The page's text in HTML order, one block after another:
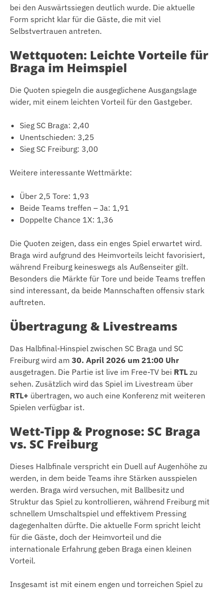
bei den Auswärtssiegen deutlich wurde. Die aktuelle
Form spricht klar für die Gäste, die mit viel
Selbstvertrauen antreten.
Wettquoten: Leichte Vorteile für
Braga im Heimspiel
Die Quoten spiegeln die ausgeglichene Ausgangslage
wider, mit einem leichten Vorteil für den Gastgeber.
Sieg SC Braga: 2,40
Unentschieden: 3,25
Sieg SC Freiburg: 3,00
Weitere interessante Wettmärkte:
Über 2,5 Tore: 1,93
Beide Teams treffen – Ja: 1,91
Doppelte Chance 1X: 1,36
Die Quoten zeigen, dass ein enges Spiel erwartet wird.
Braga wird aufgrund des Heimvorteils leicht favorisiert,
während Freiburg keineswegs als Außenseiter gilt.
Besonders die Märkte für Tore und beide Teams treffen
sind interessant, da beide Mannschaften offensiv stark
auftreten.
Übertragung & Livestreams
Das Halbfinal-Hinspiel zwischen SC Braga und SC
Freiburg wird am 30. April 2026 um 21:00 Uhr
ausgetragen. Die Partie ist live im Free-TV bei RTL zu
sehen. Zusätzlich wird das Spiel im Livestream über
RTL+ übertragen, wo auch eine Konferenz mit weiteren
Spielen verfügbar ist.
Wett-Tipp & Prognose: SC Braga
vs. SC Freiburg
Dieses Halbfinale verspricht ein Duell auf Augenhöhe zu
werden, in dem beide Teams ihre Stärken ausspielen
werden. Braga wird versuchen, mit Ballbesitz und
Struktur das Spiel zu kontrollieren, während Freiburg mit
schnellem Umschaltspiel und effektivem Pressing
dagegenhalten dürfte. Die aktuelle Form spricht leicht
für die Gäste, doch der Heimvorteil und die
internationale Erfahrung geben Braga einen kleinen
Vorteil.
Insgesamt ist mit einem engen und torreichen Spiel zu